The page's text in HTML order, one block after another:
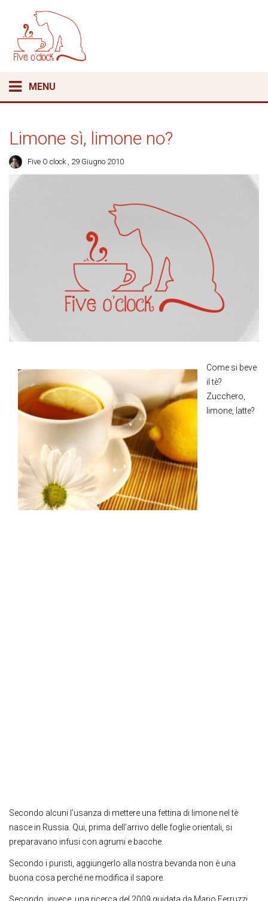
MENU
Limone sì, limone no?
Five O clock , 29 Giugno 2010
Come si beve
il tè?
Zucchero,
limone, latte?
Secondo alcuni l’usanza di mettere una fettina di limone nel tè
nasce in Russia. Qui, prima dell’arrivo delle foglie orientali, si
preparavano infusi con agrumi e bacche.
Secondo i puristi, aggiungerlo alla nostra bevanda non è una
buona cosa perché ne modifica il sapore.